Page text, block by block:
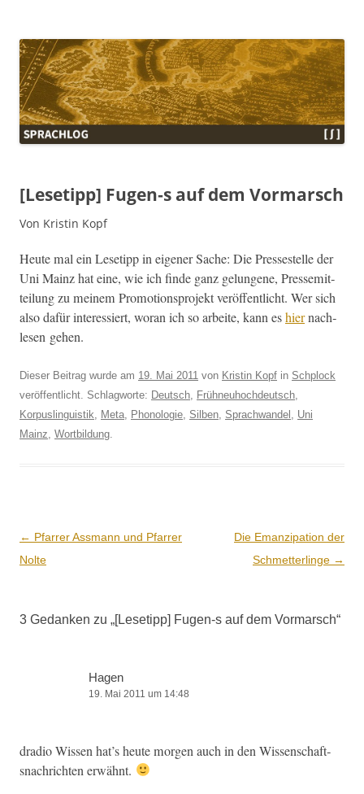
[Lesetipp] Fugen‑s auf dem Vormarsch
Von Kristin Kopf
Heute mal ein Lesetipp in eigen­er Sache: Die Press­es­telle der
Uni Mainz hat eine, wie ich finde ganz gelun­gene, Pressemit­
teilung zu meinem Pro­mo­tion­spro­jekt veröf­fentlicht. Wer sich
also dafür inter­essiert, woran ich so arbeite, kann eshiernach­
le­sen gehen.
Dieser Beitrag wurde am 19. Mai 2011 von Kristin Kopf in Schplock
veröffentlicht. Schlagworte: Deutsch Frühneuhochdeutsch
Korpuslinguistik
Meta Phonologie Silben Sprachwandel
Uni
Mainz Wortbildung
Beitrags-
Navigation
← Pfarrer Assmann und Pfarrer
Nolte
Die Emanzipation der
Schmetterlinge →
3 Gedanken zu „[Lesetipp] Fugen‑s auf dem Vormarsch“
Hagen
19. Mai 2011 um 14:48
dra­dio Wis­sen hat’s heute mor­gen auch in den Wis­senschaft­
snachricht­en erwähnt.